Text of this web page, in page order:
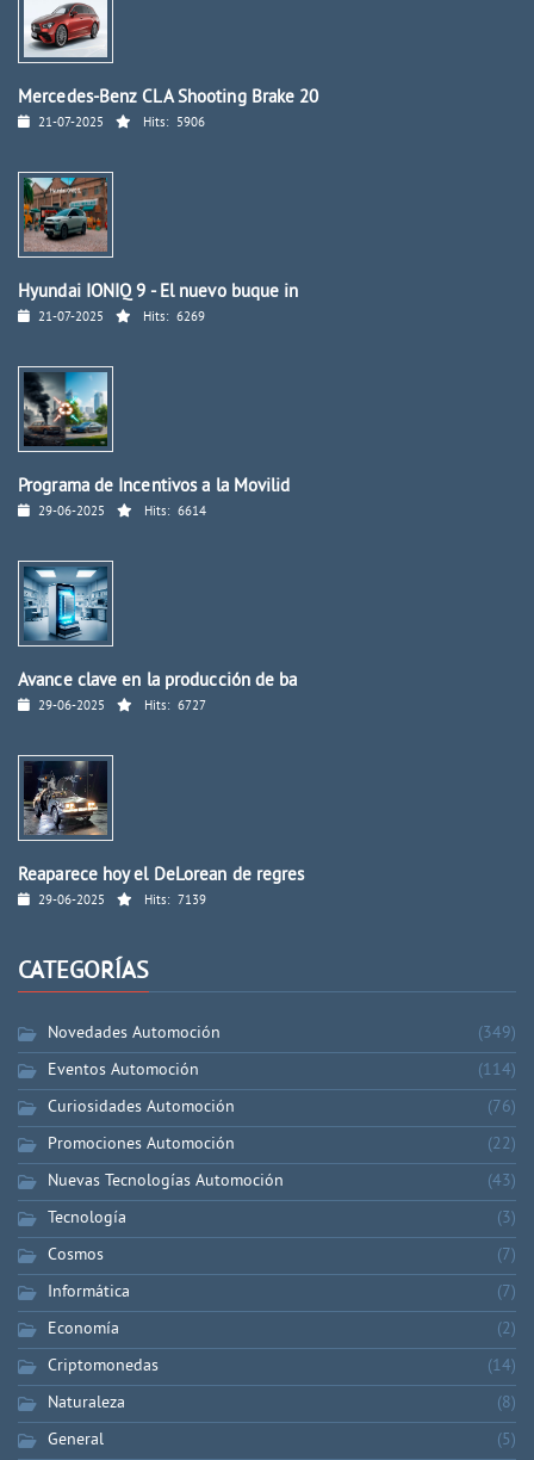
Mercedes-Benz CLA Shooting Brake 20
21-07-2025 Hits: 5906
Hyundai IONIQ 9 - El nuevo buque in
21-07-2025 Hits: 6269
Programa de Incentivos a la Movilid
29-06-2025 Hits: 6614
Avance clave en la producción de ba
29-06-2025 Hits: 6727
Reaparece hoy el DeLorean de regres
29-06-2025 Hits: 7139
CATEGORÍAS
Novedades Automoción
(349)
Eventos Automoción
(114)
Curiosidades Automoción
(76)
Promociones Automoción
(22)
Nuevas Tecnologías Automoción
(43)
Tecnología
(3)
Cosmos
(7)
Informática
(7)
Economía
(2)
Criptomonedas
(14)
Naturaleza
(8)
General
(5)